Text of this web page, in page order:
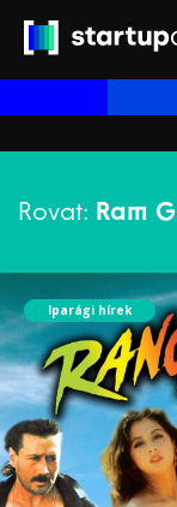
Rovat: Ram
Iparági hírek